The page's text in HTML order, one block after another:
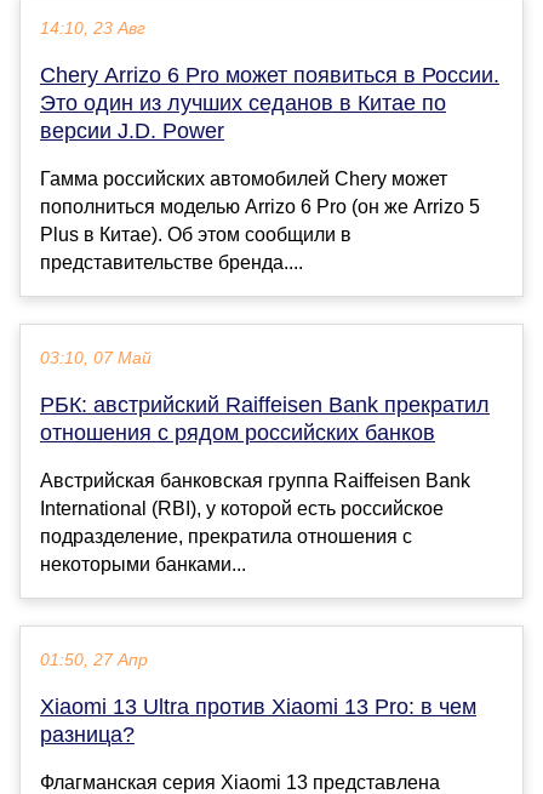
14:10, 23 Авг
Chery Arrizo 6 Pro может появиться в России.
Это один из лучших седанов в Китае по
версии J.D. Power
Гамма российских автомобилей Chery может
пополниться моделью Arrizo 6 Pro (он же Arrizo 5
Plus в Китае). Об этом сообщили в
представительстве бренда....
03:10, 07 Май
РБК: австрийский Raiffeisen Bank прекратил
отношения с рядом российских банков
Австрийская банковская группа Raiffeisen Bank
International (RBI), у которой есть российское
подразделение, прекратила отношения с
некоторыми банками...
01:50, 27 Апр
Xiaomi 13 Ultra против Xiaomi 13 Pro: в чем
разница?
Флагманская серия Xiaomi 13 представлена